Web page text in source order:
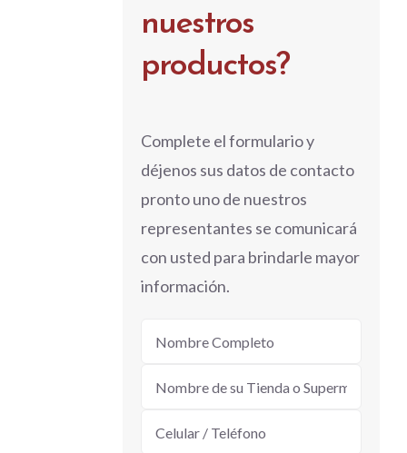
nuestros
productos?
Complete el formulario y
déjenos sus datos de contacto
pronto uno de nuestros
representantes se comunicará
con usted para brindarle mayor
información.